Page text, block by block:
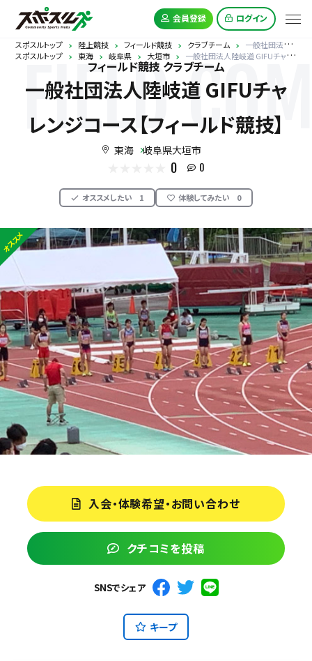
会員登録 ログイン
スポスルトップ 陸上競技 フィールド競技 クラブチーム
一般社団法人陸岐道 GIFUチャレンジコース【フィールド競技】
スポスルトップ
東海 岐阜県 大垣市 一般社団法人陸岐道 GIFUチャレンジコース【フィールド競技】
FIELD
フィールド競技 クラブチーム
一般社団法人陸岐道 GIFUチャ
レンジコース【フィールド競技】
東海 岐阜県大垣市
0 0
オススメしたい 1 体験してみたい 0
オススメ
入会・体験希望・お問い合わせ
クチコミを投稿
SNSでシェア
キープ